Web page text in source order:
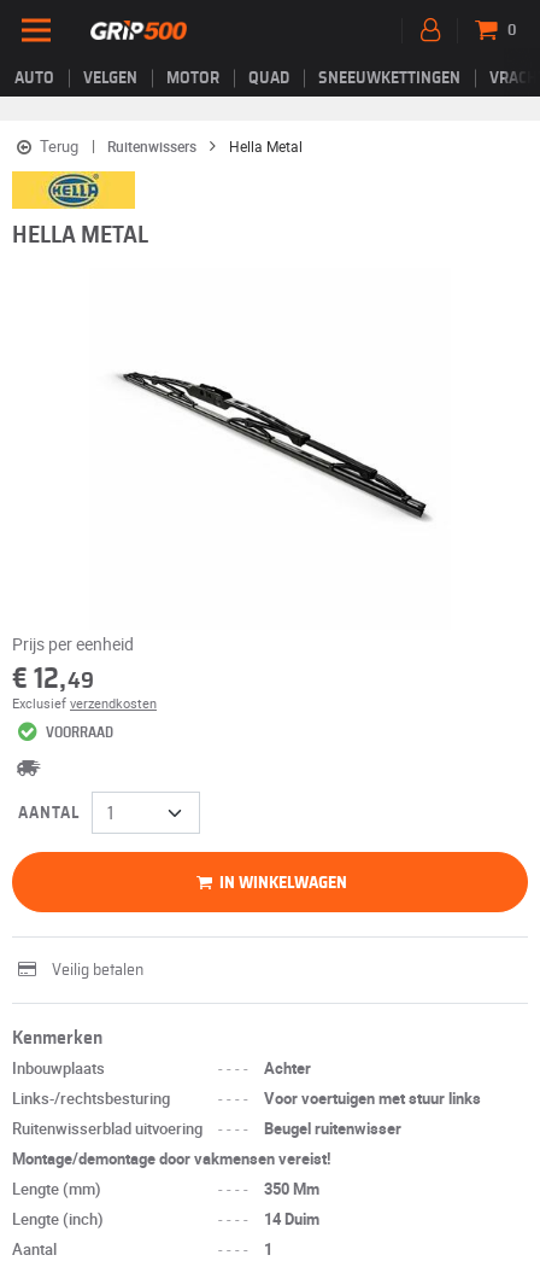
AUTO VELGEN MOTOR QUAD SNEEUWKETTINGEN
0
Terug Ruitenwissers Hella Metal
HELLA METAL
Prijs per eenheid
€ 12,49
Exclusief verzendkosten
VOORRAAD
AANTAL
IN WINKELWAGEN
Veilig betalen
Kenmerken
Inbouwplaats ----
Achter
Links-/rechtsbesturing
----
Voor voertuigen met stuur links
Ruitenwisserblad uitvoering
----
Beugel ruitenwisser
Montage/demontage door vakmensen vereist!
Lengte (mm)
----
350 Mm
Lengte (inch)
----
14 Duim
Aantal
---- 1